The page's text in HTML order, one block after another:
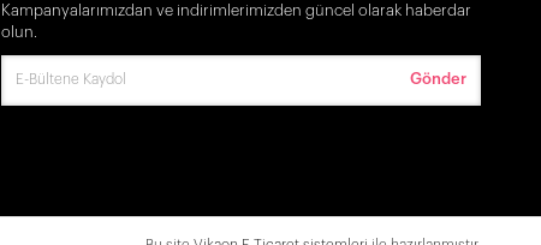
Kampanyalarımızdan ve indirimlerimizden güncel olarak haberdar
olun.
Gönder